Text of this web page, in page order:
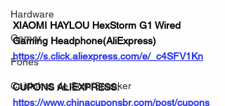
Hardware
Gamer
Fones
Caixinhas de Som/Speaker
XIAOMI HAYLOU HexStorm G1 Wired
Gaming Headphone(AliExpress)
https://s.click.aliexpress.com/e/_c4SFV1Kn
CUPONS ALIEXPRESS:
https://www.chinacuponsbr.com/post/cupons